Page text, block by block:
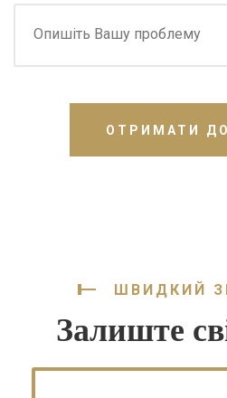
ОТРИМАТИ
ШВИДКИЙ
Залиште